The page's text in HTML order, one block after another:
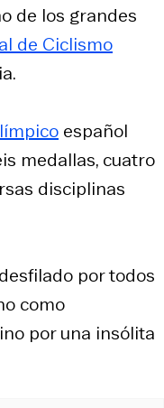
de los grandes
de Ciclismo
español
medallas, cuatro
disciplinas
por todos
como
por una insólita